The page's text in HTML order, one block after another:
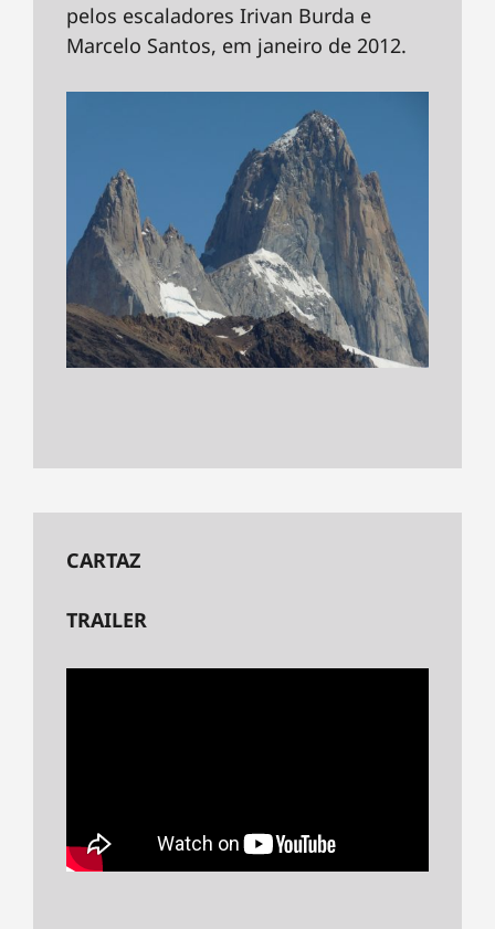
pelos escaladores Irivan Burda e
Marcelo Santos, em janeiro de 2012.
CARTAZ
TRAILER